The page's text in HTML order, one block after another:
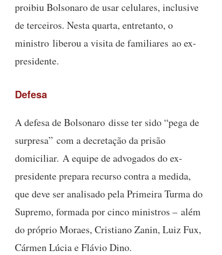
proibiu Bolsonaro de usar celulares, inclusive
de terceiros. Nesta quarta, entretanto, o
ministro liberou a visita de familiares ao ex-
presidente.
Defesa
A defesa de Bolsonaro disse ter sido “pega de
surpresa” com a decretação da prisão
domiciliar. A equipe de advogados do ex-
presidente prepara recurso contra a medida,
que deve ser analisado pela Primeira Turma do
Supremo, formada por cinco ministros – além
do próprio Moraes, Cristiano Zanin, Luiz Fux,
Cármen Lúcia e Flávio Dino.